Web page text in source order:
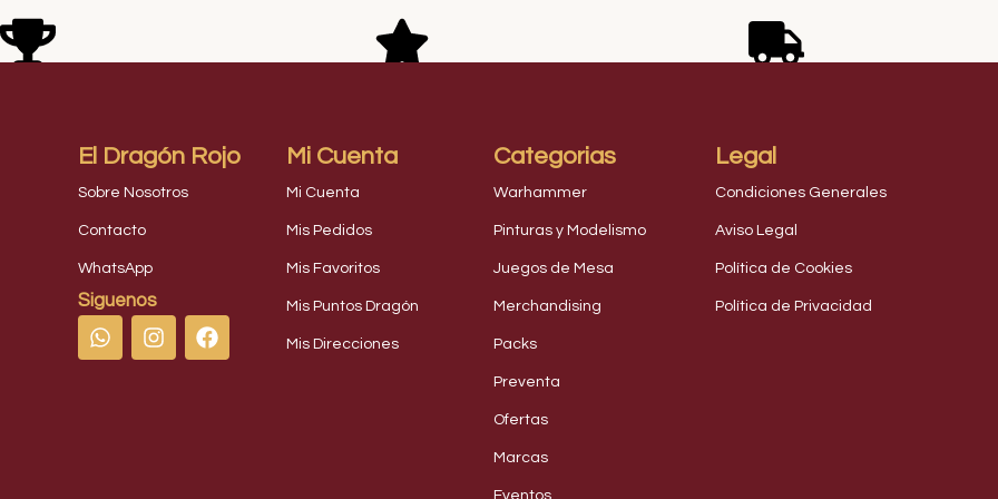
El Dragón Rojo
Sobre Nosotros
Contacto
WhatsApp
Siguenos
Mi Cuenta
Mi Cuenta
Mis Pedidos
Mis Favoritos
Mis Puntos Dragón
Mis Direcciones
Categorias
Warhammer
Pinturas y Modelismo
Juegos de Mesa
Merchandising
Packs
Preventa
Ofertas
Marcas
Eventos
Legal
Condiciones Generales
Aviso Legal
Política de Cookies
Política de Privacidad